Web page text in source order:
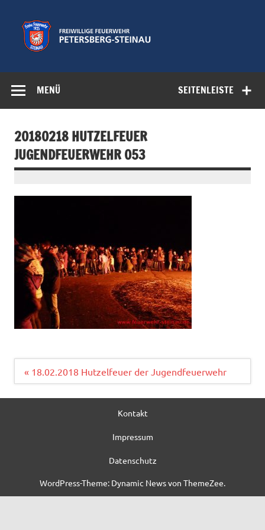
springen
Feuerwehr
Petersberg-
SEITENLEISTE
MENÜ
20180218 HUTZELFEUER
JUGENDFEUERWEHR 053
Beitragsnavigation
« 18.02.2018 Hutzelfeuer der Jugendfeuerwehr
Kontakt
Impressum
Datenschutz
WordPress-Theme: Dynamic News von ThemeZee.